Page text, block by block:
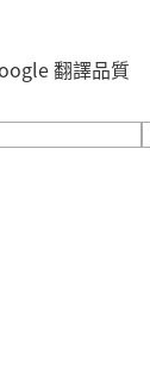
翻譯品質